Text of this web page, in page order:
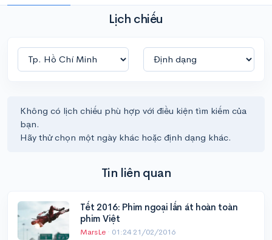
Lịch chiếu
Không có lịch chiếu phù hợp với điều kiện tìm kiếm của
bạn.
Hãy thử chọn một ngày khác hoặc định dạng khác.
Tin liên quan
Tết 2016: Phim ngoại lấn át hoàn toàn
phim Việt
MarsLe · 01:24 21/02/2016